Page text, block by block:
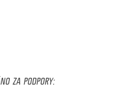
ZA PODPORY: